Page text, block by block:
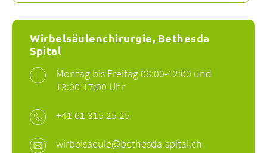
Wirbelsäulenchirurgie, Bethesda
Spital
Montag bis Freitag 08:00-12:00 und
13:00-17:00 Uhr
+41 61 315 25 25
wirbelsaeule@bethesda-spital.ch